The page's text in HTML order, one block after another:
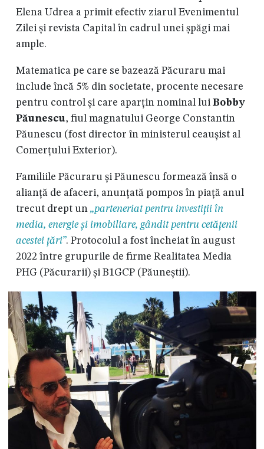
Elena Udrea a primit efectiv ziarul Evenimentul
Zilei și revista Capital în cadrul unei șpăgi mai
ample.
Matematica pe care se bazează Păcuraru mai
include încă 5% din societate, procente necesare
pentru control și care aparțin nominal lui Bobby
Păunescu, fiul magnatului George Constantin
Păunescu (fost director în ministerul ceaușist al
Comerțului Exterior).
Familiile Păcuraru și Păunescu formează însă o
alianță de afaceri, anunțată pompos în piață anul
trecut drept un „parteneriat pentru investiții în
media, energie și imobiliare, gândit pentru cetățenii
acestei țări”. Protocolul a fost încheiat în august
2022 între grupurile de firme Realitatea Media
PHG (Păcurarii) și B1GCP (Păuneștii).